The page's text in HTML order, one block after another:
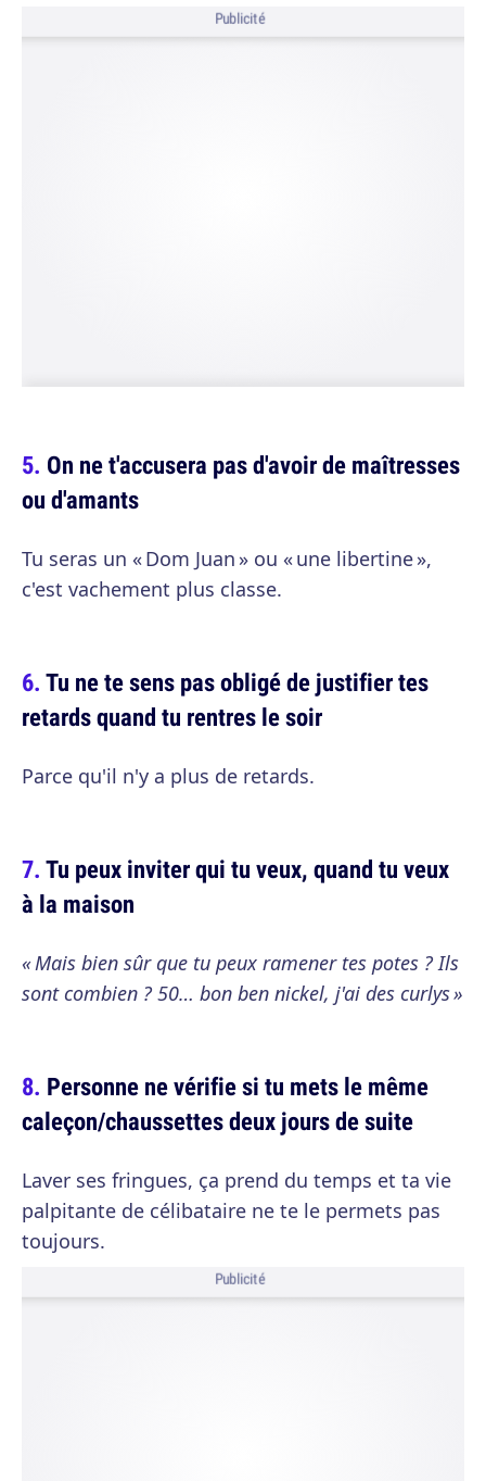
Publicité
On ne t'accusera pas d'avoir de maîtresses
ou d'amants
Tu seras un « Dom Juan » ou « une libertine »,
c'est vachement plus classe.
Tu ne te sens pas obligé de justifier tes
retards quand tu rentres le soir
Parce qu'il n'y a plus de retards.
Tu peux inviter qui tu veux, quand tu veux
à la maison
« Mais bien sûr que tu peux ramener tes potes ? Ils
sont combien ? 50… bon ben nickel, j'ai des curlys »
Personne ne vérifie si tu mets le même
caleçon/chaussettes deux jours de suite
Laver ses fringues, ça prend du temps et ta vie
palpitante de célibataire ne te le permets pas
toujours.
Publicité